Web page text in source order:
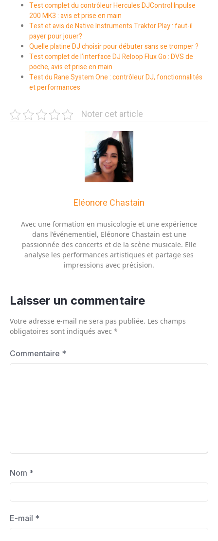
Test complet du contrôleur Hercules DJControl Inpulse
200 MK3 : avis et prise en main
Test et avis de Native Instruments Traktor Play : faut-il
payer pour jouer?
Quelle platine DJ choisir pour débuter sans se tromper ?
Test complet de l’interface DJ Reloop Flux Go : DVS de
poche, avis et prise en main
Test du Rane System One : contrôleur DJ, fonctionnalités
et performances
Noter cet article
Eléonore Chastain
Avec une formation en musicologie et une expérience
dans l’événementiel, Eléonore Chastain est une
passionnée des concerts et de la scène musicale. Elle
analyse les performances artistiques et partage ses
impressions avec précision.
Laisser un commentaire
Votre adresse e-mail ne sera pas publiée. Les champs
obligatoires sont indiqués avec *
Commentaire *
Nom *
E-mail *